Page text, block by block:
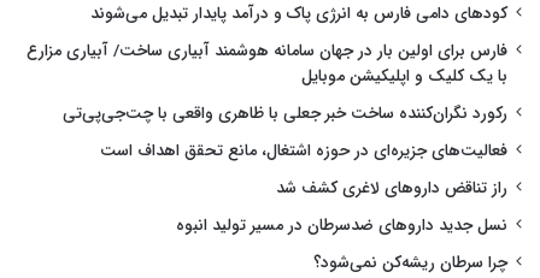
کودهای دامی فارس به انرژی پاک و درآمد پایدار تبدیل می‌شوند
فارس برای اولین بار در جهان سامانه هوشمند آبیاری ساخت/ آبیاری مزارع
با یک کلیک و اپلیکیشن موبایل
رکورد نگران‌کننده ساخت خبر جعلی با ظاهری واقعی با چت‌جی‌پی‌تی
فعالیت‌های جزیره‌ای در حوزه اشتغال، مانع تحقق اهداف است
راز تناقض داروهای لاغری کشف شد
نسل جدید داروهای ضدسرطان در مسیر تولید انبوه
چرا سرطان ریشه‌کن نمی‌شود؟